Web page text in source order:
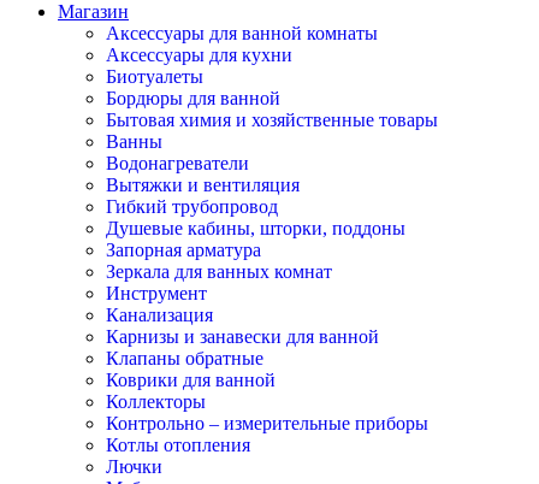
Магазин
Аксессуары для ванной комнаты
Аксессуары для кухни
Биотуалеты
Бордюры для ванной
Бытовая химия и хозяйственные товары
Ванны
Водонагреватели
Вытяжки и вентиляция
Гибкий трубопровод
Душевые кабины, шторки, поддоны
Запорная арматура
Зеркала для ванных комнат
Инструмент
Канализация
Карнизы и занавески для ванной
Клапаны обратные
Коврики для ванной
Коллекторы
Контрольно – измерительные приборы
Котлы отопления
Лючки